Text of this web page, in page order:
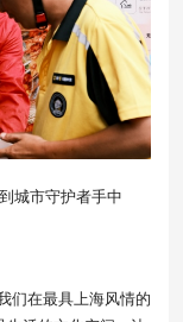
城市守护者手中
们在最具上海风情的